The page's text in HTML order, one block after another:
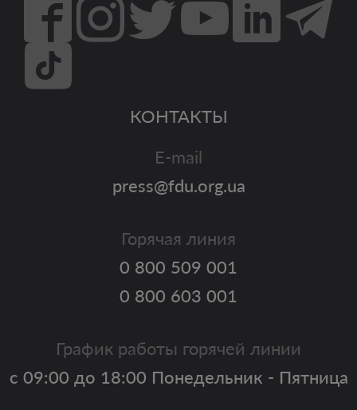
КОНТАКТЫ
E-mail
press@fdu.org.ua
Горячая линия
0 800 509 001
0 800 603 001
График работы горячей линии
с 09:00 до 18:00 Понедельник - Пятница